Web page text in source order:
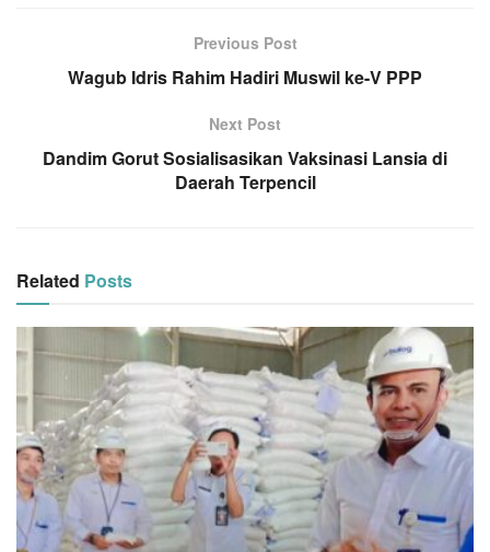
Previous Post
Wagub Idris Rahim Hadiri Muswil ke-V PPP
Next Post
Dandim Gorut Sosialisasikan Vaksinasi Lansia di
Daerah Terpencil
Related Posts